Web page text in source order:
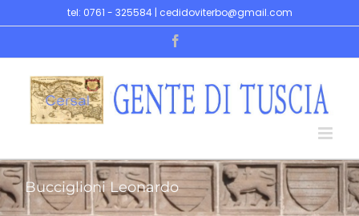
to
tel: 0761 - 325584 | cedidoviterbo@gmail.com
Bucciglioni Leonardo